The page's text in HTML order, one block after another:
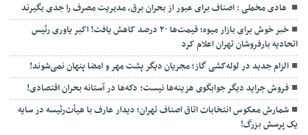
هادی مخملی : اصناف برای عبور از بحران برق، مدیریت مصرف را جدی بگیرند
خبر خوش برای بازار میوه؛ قیمت‌ها ۲۰ درصد کاهش یافت! اکبر یاوری رئیس
اتحادیه بارفروشان تهران اعلام کرد
الزام جدید در لوله‌کشی گاز؛ مجریان دیگر پشت مهر و امضا پنهان نمی‌شوند!
فروش جراید دیگر جوابگوی هزینه‌ها نیست؛ دکه‌ها در آستانه بحران اقتصادی!
شمارش معکوس انتخابات اتاق اصناف تهران؛ دیدار عارف با هیأت‌رئیسه در سایه
یک پرسش بزرگ!